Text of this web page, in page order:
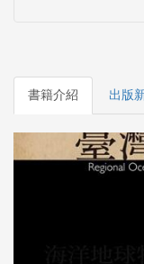
書籍介紹 出版